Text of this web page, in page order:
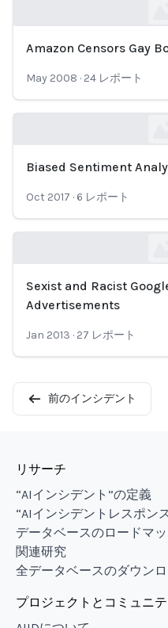
Amazon Censors Gay
May 2008 · 24 レポート
Biased Sentiment
Oct 2017 · 6 レポート
Loading...
Sexist and Racist
Advertisements
Jan 2013 · 27 レポート
前のインシデント
リサーチ
“AIインシデント”の定義
“AIインシデントレスポン
データベースのロードマ
関連研究
全データベースのダウン
プロジェクトとコミュニテ